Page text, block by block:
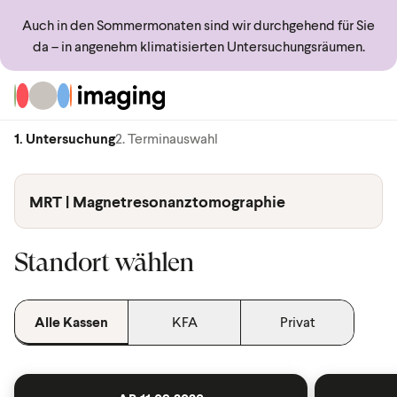
Auch in den Sommermonaten sind wir durchgehend für Sie
da – in angenehm klimatisierten Untersuchungsräumen.
Zur Startseite
1. Untersuchung2. Terminauswahl
MRT | Magnetresonanztomographie
Standort wählen
Alle Kassen KFA Privat